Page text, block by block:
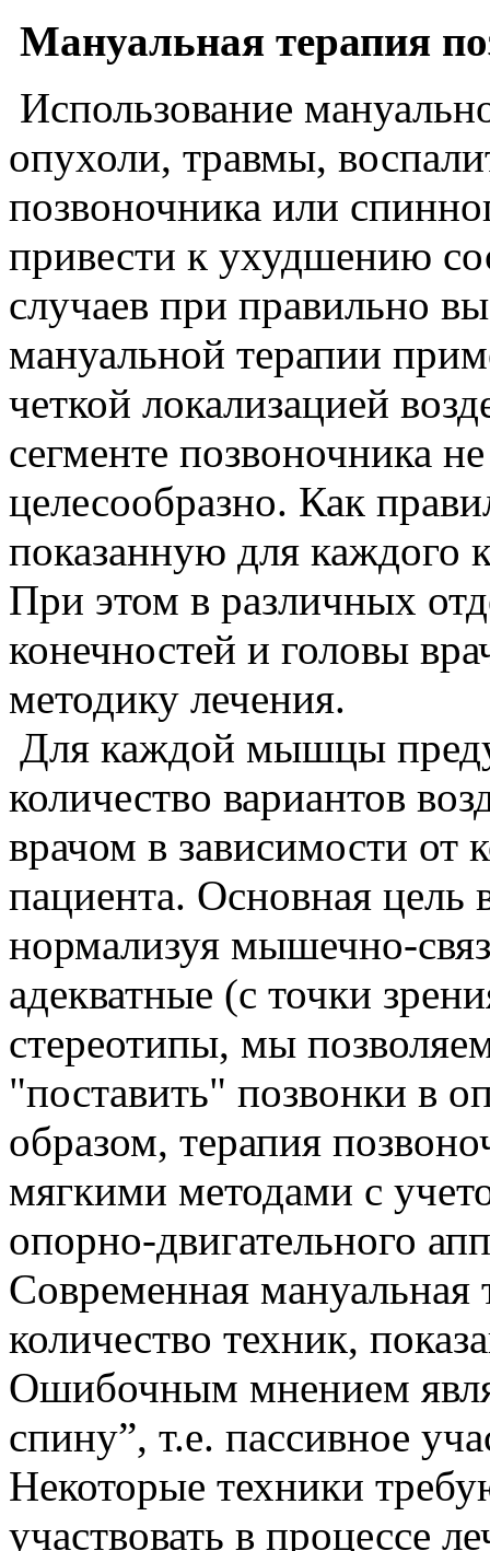
Мануальная терапия
Использование
опухоли, травмы,
позвоночника или
привести к ухудшению
случаев при правильно
мануальной терапии
четкой локализацией
сегменте позвоночника
целесообразно. Как
показанную для каждого
При этом в различных
конечностей и головы
методику лечения.
Для каждой мышцы
количество вариантов
врачом в зависимости от
пациента. Основная цель
нормализуя мышечно-
адекватные (с точки
стереотипы, мы
"поставить" позвонки в
образом, терапия
мягкими методами с
опорно-двигательного
Современная мануальная
количество техник,
Ошибочным мнением
спину”, т.е. пассивное
Некоторые техники
участвовать в процессе